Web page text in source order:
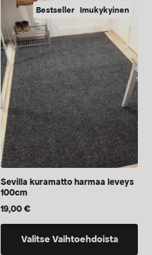
vaihtoehtoja,
jotka
voidaan
valita
tuotteen
sivulla
Bestseller Imukykyinen
Sevilla kuramatto harmaa leveys
100cm
19,00€
Valitse Vaihtoehdoista
tuotteella